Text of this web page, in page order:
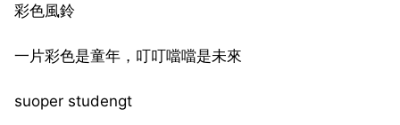
彩色風鈴
一片彩色是童年，叮叮噹噹是未來
suoper studengt